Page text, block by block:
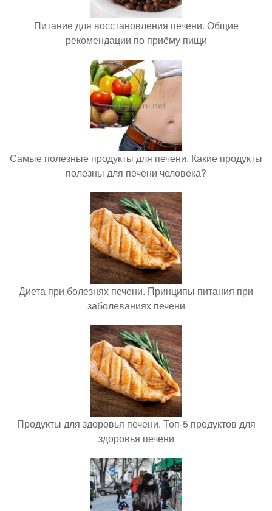
Питание для восстановления печени. Общие
рекомендации по приёму пищи
Самые полезные продукты для печени. Какие продукты
полезны для печени человека?
Диета при болезнях печени. Принципы питания при
заболеваниях печени
Продукты для здоровья печени. Топ-5 продуктов для
здоровья печени